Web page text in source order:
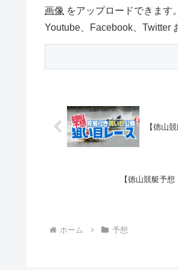
画像 をアップロードできます。
Youtube、Facebook、Twitter
【徳山
【徳山競艇予
ホーム 予想